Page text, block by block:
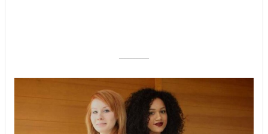
––––––––––